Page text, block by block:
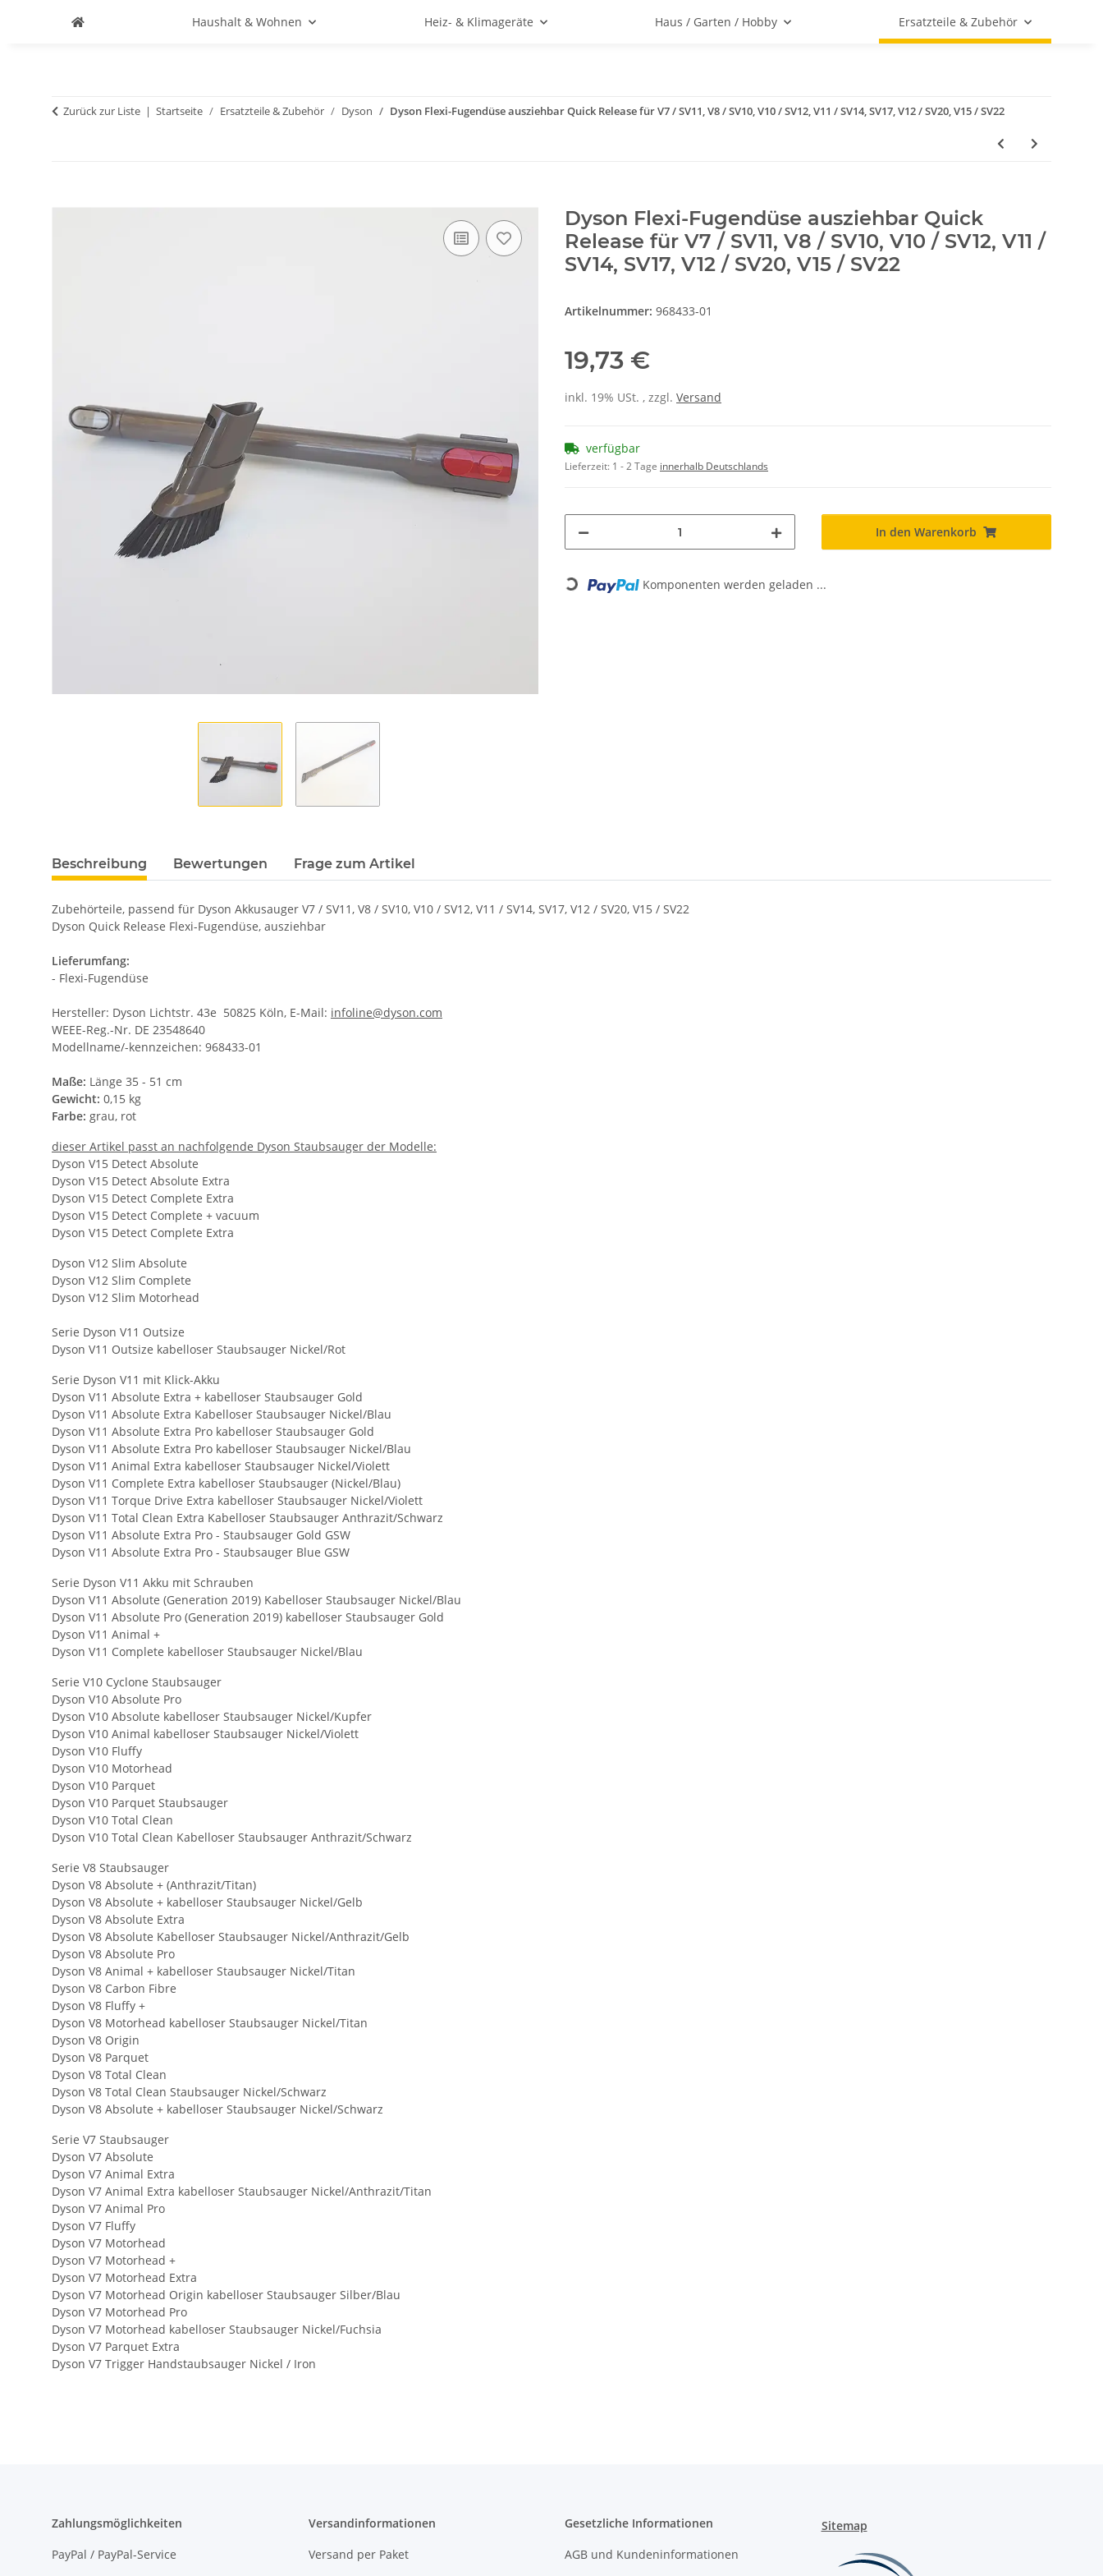
Haushalt & Wohnen Heiz- & Klimageräte Haus / Garten / Hobby Ersatzteile & Zubehör
Zurück zur Liste Startseite Ersatzteile & Zubehör Dyson Dyson Flexi-Fugendüse ausziehbar Quick Release für V7 / SV11, V8 / SV10, V10 / SV12, V11 / SV14, SV17, V12 / SV20, V15 / SV22
Dyson Flexi-Fugendüse ausziehbar Quick
Release für V7 / SV11, V8 / SV10, V10 / SV12, V11 /
SV14, SV17, V12 / SV20, V15 / SV22
Artikelnummer: 968433-01
19,73 €
inkl. 19% USt. , zzgl. Versand
verfügbar
Lieferzeit: 1 - 2 Tage innerhalb Deutschlands
In den Warenkorb
Loading... Komponenten werden geladen ...
Beschreibung Bewertungen Frage zum Artikel
Zubehörteile, passend für Dyson Akkusauger V7 / SV11, V8 / SV10, V10 / SV12, V11 / SV14, SV17, V12 / SV20, V15 / SV22
Dyson Quick Release Flexi-Fugendüse, ausziehbar
Lieferumfang:
- Flexi-Fugendüse
Hersteller: Dyson Lichtstr. 43e 50825 Köln, E-Mail: infoline@dyson.com
WEEE-Reg.-Nr. DE 23548640
Modellname/-kennzeichen: 968433-01
Maße: Länge 35 - 51 cm
Gewicht: 0,15 kg
Farbe: grau, rot
dieser Artikel passt an nachfolgende Dyson Staubsauger der Modelle:
Dyson V15 Detect Absolute
Dyson V15 Detect Absolute Extra
Dyson V15 Detect Complete Extra
Dyson V15 Detect Complete + vacuum
Dyson V15 Detect Complete Extra
Dyson V12 Slim Absolute
Dyson V12 Slim Complete
Dyson V12 Slim Motorhead
Serie Dyson V11 Outsize
Dyson V11 Outsize kabelloser Staubsauger Nickel/Rot
Serie Dyson V11 mit Klick-Akku
Dyson V11 Absolute Extra + kabelloser Staubsauger Gold
Dyson V11 Absolute Extra Kabelloser Staubsauger Nickel/Blau
Dyson V11 Absolute Extra Pro kabelloser Staubsauger Gold
Dyson V11 Absolute Extra Pro kabelloser Staubsauger Nickel/Blau
Dyson V11 Animal Extra kabelloser Staubsauger Nickel/Violett
Dyson V11 Complete Extra kabelloser Staubsauger (Nickel/Blau)
Dyson V11 Torque Drive Extra kabelloser Staubsauger Nickel/Violett
Dyson V11 Total Clean Extra Kabelloser Staubsauger Anthrazit/Schwarz
Dyson V11 Absolute Extra Pro - Staubsauger Gold GSW
Dyson V11 Absolute Extra Pro - Staubsauger Blue GSW
Serie Dyson V11 Akku mit Schrauben
Dyson V11 Absolute (Generation 2019) Kabelloser Staubsauger Nickel/Blau
Dyson V11 Absolute Pro (Generation 2019) kabelloser Staubsauger Gold
Dyson V11 Animal +
Dyson V11 Complete kabelloser Staubsauger Nickel/Blau
Serie V10 Cyclone Staubsauger
Dyson V10 Absolute Pro
Dyson V10 Absolute kabelloser Staubsauger Nickel/Kupfer
Dyson V10 Animal kabelloser Staubsauger Nickel/Violett
Dyson V10 Fluffy
Dyson V10 Motorhead
Dyson V10 Parquet
Dyson V10 Parquet Staubsauger
Dyson V10 Total Clean
Dyson V10 Total Clean Kabelloser Staubsauger Anthrazit/Schwarz
Serie V8 Staubsauger
Dyson V8 Absolute + (Anthrazit/Titan)
Dyson V8 Absolute + kabelloser Staubsauger Nickel/Gelb
Dyson V8 Absolute Extra
Dyson V8 Absolute Kabelloser Staubsauger Nickel/Anthrazit/Gelb
Dyson V8 Absolute Pro
Dyson V8 Animal + kabelloser Staubsauger Nickel/Titan
Dyson V8 Carbon Fibre
Dyson V8 Fluffy +
Dyson V8 Motorhead kabelloser Staubsauger Nickel/Titan
Dyson V8 Origin
Dyson V8 Parquet
Dyson V8 Total Clean
Dyson V8 Total Clean Staubsauger Nickel/Schwarz
Dyson V8 Absolute + kabelloser Staubsauger Nickel/Schwarz
Serie V7 Staubsauger
Dyson V7 Absolute
Dyson V7 Animal Extra
Dyson V7 Animal Extra kabelloser Staubsauger Nickel/Anthrazit/Titan
Dyson V7 Animal Pro
Dyson V7 Fluffy
Dyson V7 Motorhead
Dyson V7 Motorhead +
Dyson V7 Motorhead Extra
Dyson V7 Motorhead Origin kabelloser Staubsauger Silber/Blau
Dyson V7 Motorhead Pro
Dyson V7 Motorhead kabelloser Staubsauger Nickel/Fuchsia
Dyson V7 Parquet Extra
Dyson V7 Trigger Handstaubsauger Nickel / Iron
Zahlungsmöglichkeiten
PayPal / PayPal-Service
Versandinformationen
Versand per Paket
Gesetzliche Informationen
AGB und Kundeninformationen
Sitemap